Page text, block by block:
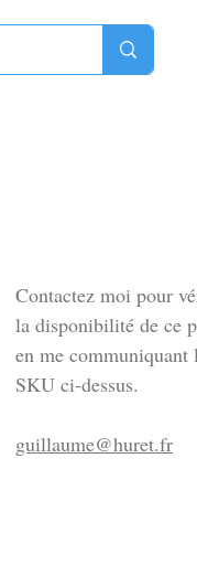
Contactez moi pour
la disponibilité de ce
en me communiquant
SKU ci-dessus.
guillaume@huret.fr